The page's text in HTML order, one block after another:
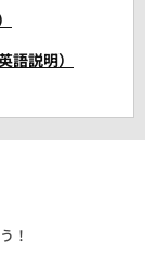
説明）
！